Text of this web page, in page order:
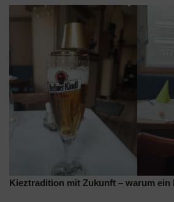
Kieztradition mit Zukunft – warum ein